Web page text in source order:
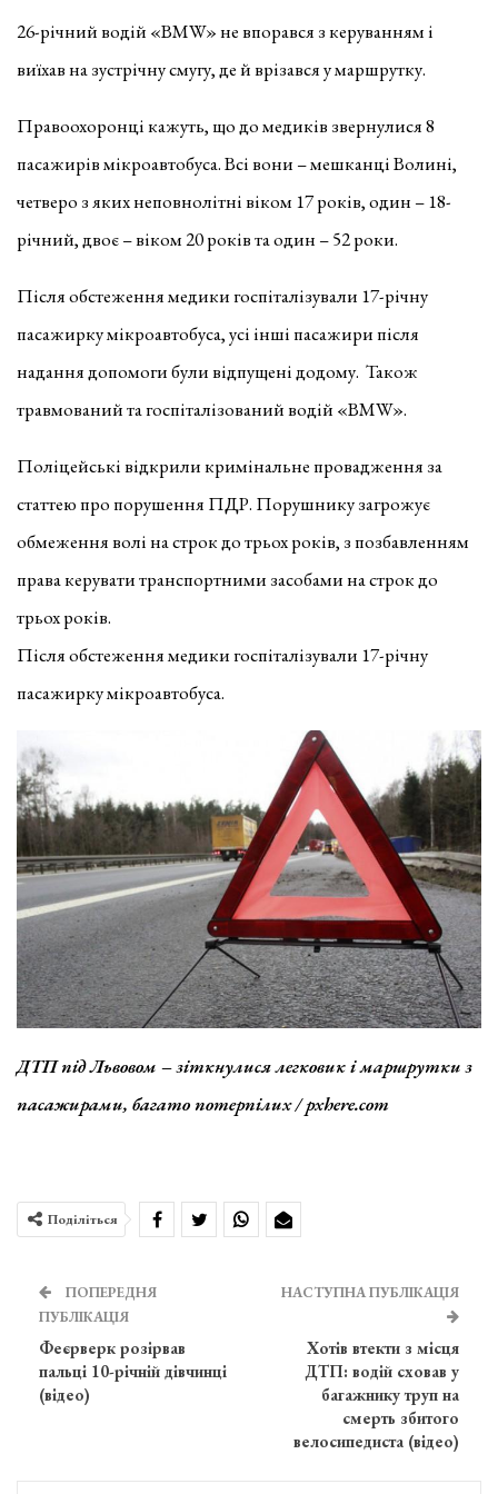
26-річний водій «BMW» не впорався з керуванням і
виїхав на зустрічну смугу, де й врізався у маршрутку.
Правоохоронці кажуть, що до медиків звернулися 8
пасажирів мікроавтобуса. Всі вони – мешканці Волині,
четверо з яких неповнолітні віком 17 років, один – 18-
річний, двоє – віком 20 років та один – 52 роки.
Після обстеження медики госпіталізували 17-річну
пасажирку мікроавтобуса, усі інші пасажири після
надання допомоги були відпущені додому. Також
травмований та госпіталізований водій «BMW».
Поліцейські відкрили кримінальне провадження за
статтею про порушення ПДР. Порушнику загрожує
обмеження волі на строк до трьох років, з позбавленням
права керувати транспортними засобами на строк до
трьох років.
Після обстеження медики госпіталізували 17-річну
пасажирку мікроавтобуса.
ДТП під Львовом – зіткнулися легковик і маршрутки з
пасажирами, багато потерпілих / pxhere.com
Поділіться
ПОПЕРЕДНЯ
ПУБЛІКАЦІЯ
Феєрверк розірвав
пальці 10-річній дівчинці
(відео)
НАСТУПНА ПУБЛІКАЦІЯ
Хотів втекти з місця
ДТП: водій сховав у
багажнику труп на
смерть збитого
велосипедиста (відео)